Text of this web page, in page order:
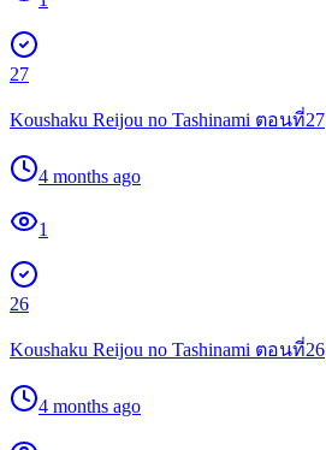
27
Koushaku Reijou no Tashinami ตอนที่27
4 months ago
1
26
Koushaku Reijou no Tashinami ตอนที่26
4 months ago